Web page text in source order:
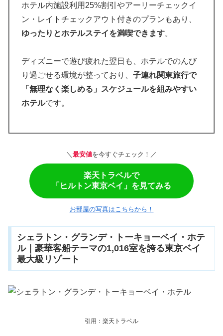
ホテル内施設利用25%割引やアーリーチェックイ
ン・レイトチェックアウト付きのプランもあり、
ゆったりとホテルステイを満喫できます。
ディズニーで遊び疲れた翌日も、ホテルでのんび
り過ごせる環境が整っており、 子連れ関東旅行で
「無理なく楽しめる」スケジュールを組みやすい
ホテルです。
＼ 最安値を今すぐチェック！／
楽天トラベルで
「ヒルトン東京ベイ」を見てみる
お部屋の写真はこちらから！
シェラトン・グランデ・トーキョーベイ・ホテ
ル｜豪華客船テーマの1,016室を誇る東京ベイ
最大級リゾート
引用：楽天トラベル